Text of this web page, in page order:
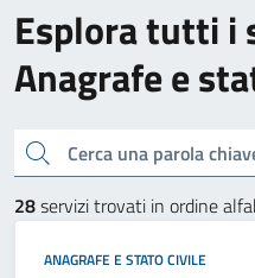
Esplora tutti i
Anagrafe e
Cerca una parola chiave
28servizi trovati in ordine
ANAGRAFE E STATO CIVILE